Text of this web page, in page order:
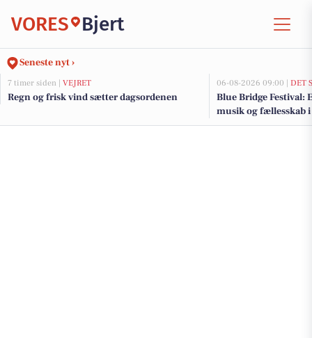
VORES Bjert
Seneste nyt ›
7 timer siden | VEJRET
Regn og frisk vind sætter dagsordenen
06-08-2026 09:00 | DET
Blue Bridge Festival:
musik og fællesskab